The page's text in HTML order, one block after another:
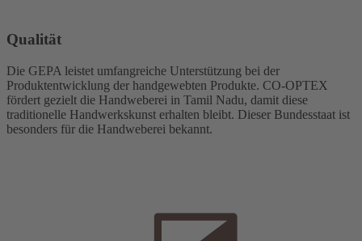
Qualität
Die GEPA leistet umfangreiche Unterstützung bei der
Produktentwicklung der handgewebten Produkte. CO-OPTEX
fördert gezielt die Handweberei in Tamil Nadu, damit diese
traditionelle Handwerkskunst erhalten bleibt. Dieser Bundesstaat ist
besonders für die Handweberei bekannt.